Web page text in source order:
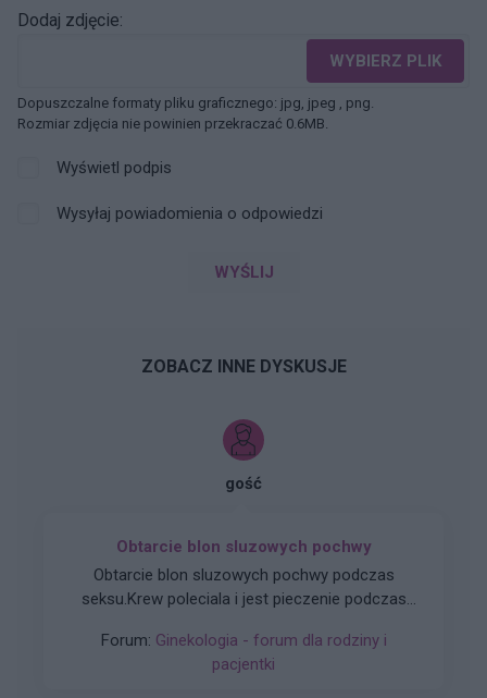
Dodaj zdjęcie:
WYBIERZ PLIK
Dopuszczalne formaty pliku graficznego: jpg, jpeg , png.
Rozmiar zdjęcia nie powinien przekraczać 0.6MB.
Wyświetl podpis
Wysyłaj powiadomienia o odpowiedzi
WYŚLIJ
ZOBACZ INNE DYSKUSJE
gość
Obtarcie blon sluzowych pochwy
Obtarcie blon sluzowych pochwy podczas
seksu.Krew poleciala i jest pieczenie podczas
pomoze na ta dolegliwość?.
Forum: Ginekologia - forum dla rodziny i
pacjentki